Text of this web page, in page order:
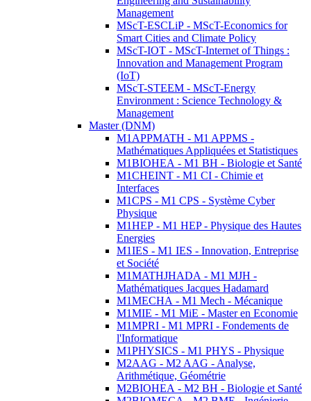
Management
MScT-ESCLiP - MScT-Economics for
Smart Cities and Climate Policy
MScT-IOT - MScT-Internet of Things :
Innovation and Management Program
(IoT)
MScT-STEEM - MScT-Energy
Environment : Science Technology &
Management
Master (DNM)
M1APPMATH - M1 APPMS -
Mathématiques Appliquées et Statistiques
M1BIOHEA - M1 BH - Biologie et Santé
M1CHEINT - M1 CI - Chimie et
Interfaces
M1CPS - M1 CPS - Système Cyber
Physique
M1HEP - M1 HEP - Physique des Hautes
Energies
M1IES - M1 IES - Innovation, Entreprise
et Société
M1MATHJHADA - M1 MJH -
Mathématiques Jacques Hadamard
M1MECHA - M1 Mech - Mécanique
M1MIE - M1 MiE - Master en Economie
M1MPRI - M1 MPRI - Fondements de
l'Informatique
M1PHYSICS - M1 PHYS - Physique
M2AAG - M2 AAG - Analyse,
Arithmétique, Géométrie
M2BIOHEA - M2 BH - Biologie et Santé